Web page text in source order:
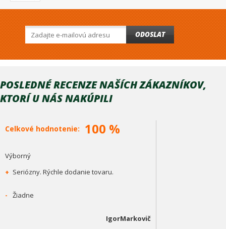
ODOSLAT
POSLEDNÉ RECENZE NAŠÍCH ZÁKAZNÍKOV,
KTORÍ U NÁS NAKÚPILI
Celkové hodnotenie: 100 %
Výborný
+ Seriózny. Rýchle dodanie tovaru.
- Žiadne
IgorMarkovič